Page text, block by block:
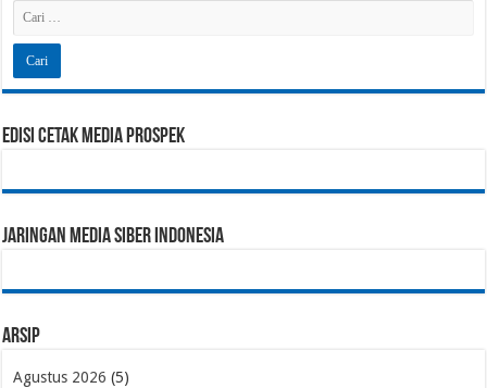
Edisi Cetak Media Prospek
Jaringan Media Siber Indonesia
Arsip
Agustus 2026 (5)